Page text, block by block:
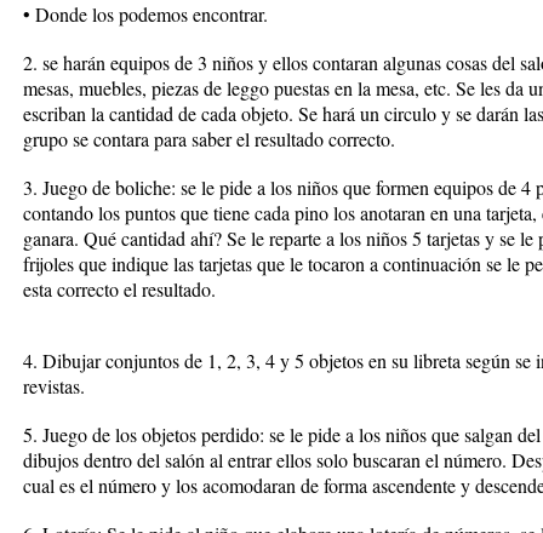
• Donde los podemos encontrar.
2. se harán equipos de 3 niños y ellos contaran algunas cosas del
mesas, muebles, piezas de leggo puestas en la mesa, etc. Se les da
escriban la cantidad de cada objeto. Se hará un circulo y se darán
grupo se contara para saber el resultado correcto.
3. Juego de boliche: se le pide a los niños que formen equipos de 4
contando los puntos que tiene cada pino los anotaran en una
ganara. Qué cantidad ahí? Se le reparte a los niños 5 tarjetas y se
frijoles que indique las tarjetas que le tocaron a continuación se le
esta correcto el resultado.
4. Dibujar conjuntos de 1, 2, 3, 4 y 5 objetos en su libreta según se
revistas.
5. Juego de los objetos perdido: se le pide a los niños que salgan
dibujos dentro del salón al entrar ellos solo buscaran el número.
cual es el número y los acomodaran de forma ascendente y